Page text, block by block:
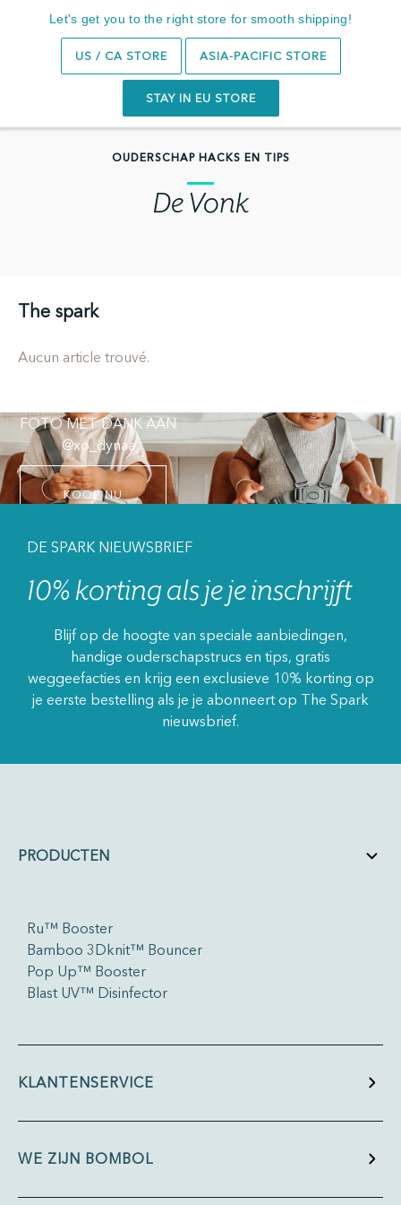
Let's get you to the right store for smooth shipping!
US / CA STORE ASIA-PACIFIC STORE
STAY IN EU STORE
Zoeken
OUDERSCHAP HACKS EN TIPS
De Vonk
The spark
Aucun article trouvé.
FOTO MET DANK AAN
@xo_dynaa
KOOP NU
DE SPARK NIEUWSBRIEF
10% korting als je je inschrijft
Blijf op de hoogte van speciale aanbiedingen,
handige ouderschapstrucs en tips, gratis
weggeefacties en krijg een exclusieve 10% korting op
je eerste bestelling als je je abonneert op The Spark
nieuwsbrief.
PRODUCTEN
Ru™ Booster
Bamboo 3Dknit™ Bouncer
Pop Up™ Booster
Blast UV™ Disinfector
KLANTENSERVICE
WE ZIJN BOMBOL